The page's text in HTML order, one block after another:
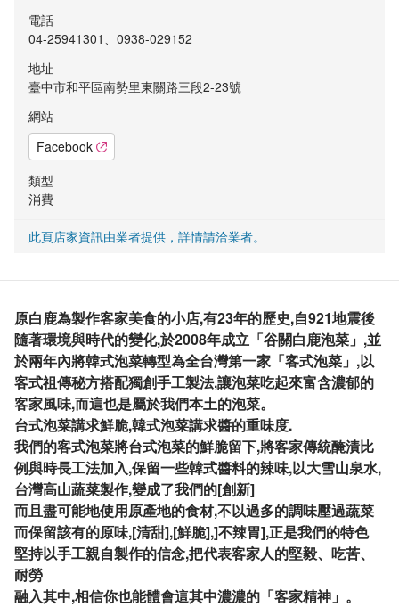
電話
04-25941301、0938-029152
地址
臺中市和平區南勢里東關路三段2-23號
網站
Facebook
類型
消費
此頁店家資訊由業者提供，詳情請洽業者。
原白鹿為製作客家美食的小店,有23年的歷史,自921地震後
隨著環境與時代的變化,於2008年成立「谷關白鹿泡菜」,並
於兩年內將韓式泡菜轉型為全台灣第一家「客式泡菜」,以
客式祖傳秘方搭配獨創手工製法,讓泡菜吃起來富含濃郁的
客家風味,而這也是屬於我們本土的泡菜。
台式泡菜講求鮮脆,韓式泡菜講求醬的重味度.
我們的客式泡菜將台式泡菜的鮮脆留下,將客家傳統醃漬比
例與時長工法加入,保留一些韓式醬料的辣味,以大雪山泉水,
台灣高山蔬菜製作,變成了我們的[創新]
而且盡可能地使用原產地的食材,不以過多的調味壓過蔬菜
而保留該有的原味,[清甜],[鮮脆],]不辣胃],正是我們的特色
堅持以手工親自製作的信念,把代表客家人的堅毅、吃苦、
耐勞
融入其中,相信你也能體會這其中濃濃的「客家精神」。